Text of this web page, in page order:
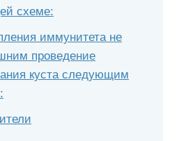
схеме:
иммунитета не
проведение
куста следующим